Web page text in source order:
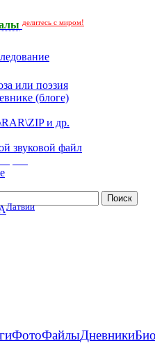
делитесь с миром!
или поэзия
(блоге)
и др.
звуковой файл
Латвии
ФотоФайлыДневники